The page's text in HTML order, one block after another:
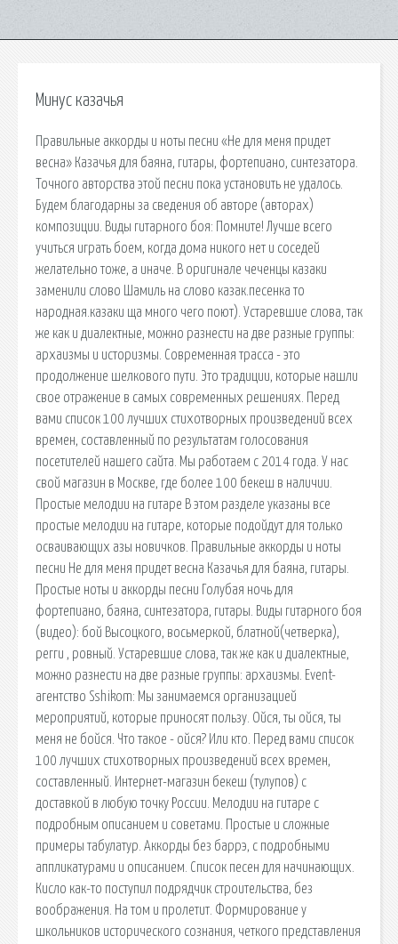
Минус казачья
Правильные аккорды и ноты песни «Не для меня придет
весна» Казачья для баяна, гитары, фортепиано, синтезатора.
Точного авторства этой песни пока установить не удалось.
Будем благодарны за сведения об авторе (авторах)
композиции. Виды гитарного боя: Помните! Лучше всего
учиться играть боем, когда дома никого нет и соседей
желательно тоже, а иначе. В оригинале чеченцы казаки
заменили слово Шамиль на слово казак.песенка то
народная.казаки ща много чего поют). Устаревшие слова, так
же как и диалектные, можно разнести на две разные группы:
архаизмы и историзмы. Современная трасса - это
продолжение шелкового пути. Это традиции, которые нашли
свое отражение в самых современных решениях. Перед
вами список 100 лучших стихотворных произведений всех
времен, составленный по результатам голосования
посетителей нашего сайта. Мы работаем с 2014 года. У нас
свой магазин в Москве, где более 100 бекеш в наличии.
Простые мелодии на гитаре В этом разделе указаны все
простые мелодии на гитаре, которые подойдут для только
осваивающих азы новичков. Правильные аккорды и ноты
песни Не для меня придет весна Казачья для баяна, гитары.
Простые ноты и аккорды песни Голубая ночь для
фортепиано, баяна, синтезатора, гитары. Виды гитарного боя
(видео): бой Высоцкого, восьмеркой, блатной(четверка),
регги , ровный. Устаревшие слова, так же как и диалектные,
можно разнести на две разные группы: архаизмы. Event-
агентство Sshikom: Мы занимаемся организацией
мероприятий, которые приносят пользу. Ойся, ты ойся, ты
меня не бойся. Что такое - ойся? Или кто. Перед вами список
100 лучших стихотворных произведений всех времен,
составленный. Интернет-магазин бекеш (тулупов) с
доставкой в любую точку России. Мелодии на гитаре с
подробным описанием и советами. Простые и сложные
примеры табулатур. Аккорды без баррэ, с подробными
аппликатурами и описанием. Список песен для начинающих.
Кисло как-то поступил подрядчик строительства, без
воображения. На том и пролетит. Формирование у
школьников исторического сознания, четкого представления